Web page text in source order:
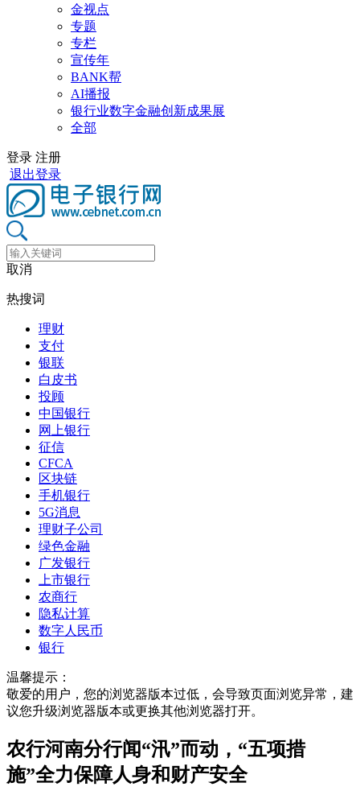
金视点
专题
专栏
宣传年
BANK帮
AI播报
银行业数字金融创新成果展
全部
登录 注册
退出登录
取消
热搜词
理财
支付
银联
白皮书
投顾
中国银行
网上银行
征信
CFCA
区块链
手机银行
5G消息
理财子公司
绿色金融
广发银行
上市银行
农商行
隐私计算
数字人民币
银行
温馨提示：
敬爱的用户，您的浏览器版本过低，会导致页面浏览异常，建
议您升级浏览器版本或更换其他浏览器打开。
农行河南分行闻“汛”而动，“五项措
施”全力保障人身和财产安全